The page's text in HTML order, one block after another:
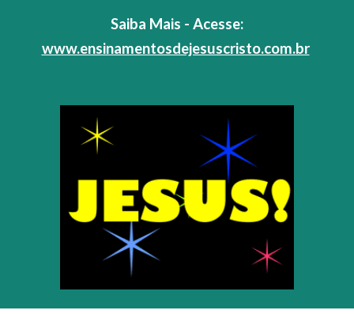
Saiba Mais - Acesse:
www.ensinamentosdejesuscristo.com.br